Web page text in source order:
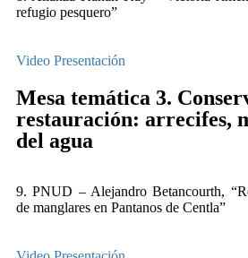
refugio pesquero”
Video Presentación
Mesa temática 3.
restauración: arrecifes,
del agua
9. PNUD – Alejandro Betancourth,
de manglares en Pantanos de Centla”